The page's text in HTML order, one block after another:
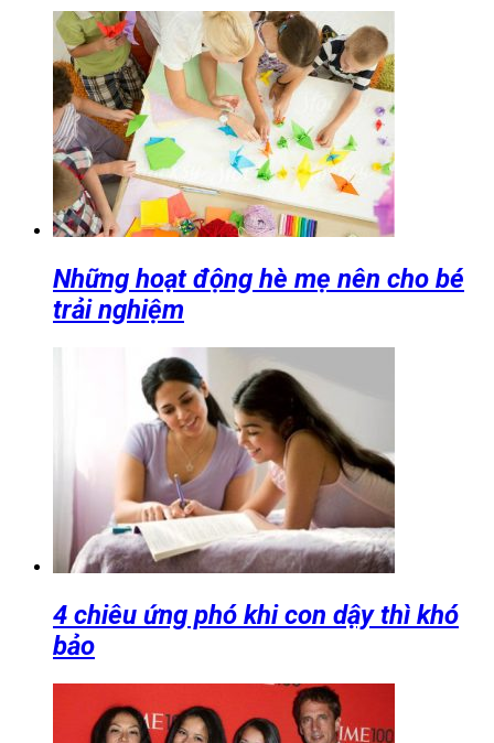
Những hoạt động hè mẹ nên cho bé
trải nghiệm
4 chiêu ứng phó khi con dậy thì khó
bảo